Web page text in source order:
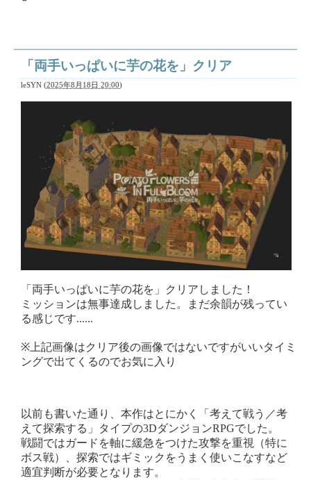
「両手いっぱいに芋の花を」クリア
leSYN (2025年8月18日 20:00)
「両手いっぱいに芋の花を」クリアしました！
ミッションは無事達成しました。まだ余韻が残ってい
る感じです......
※上記画像はクリア後の画像ではないですがいいタイミ
ングで出てくるのでお気に入り
以前も書いた通り、本作はとにかく「考えて戦う／考
えて探索する」タイプの3DダンジョンRPGでした。
戦闘ではガードを軸に緩急をつけた攻撃を重視（特に
ボス戦）、探索ではギミックをうまく使いこなすなど
適宜判断が必要となります。